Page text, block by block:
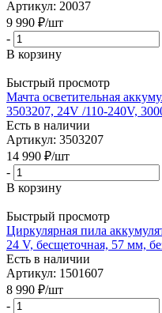
Артикул: 20037
9 990 ₽/шт
-
В корзину
Быстрый просмотр
Мачта осветительная
3503207, 24V /110-240V,
Есть в наличии
Артикул: 3503207
14 990 ₽/шт
-
В корзину
Быстрый просмотр
Циркулярная пила
24 V, бесщеточная, 57 мм,
Есть в наличии
Артикул: 1501607
8 990 ₽/шт
-